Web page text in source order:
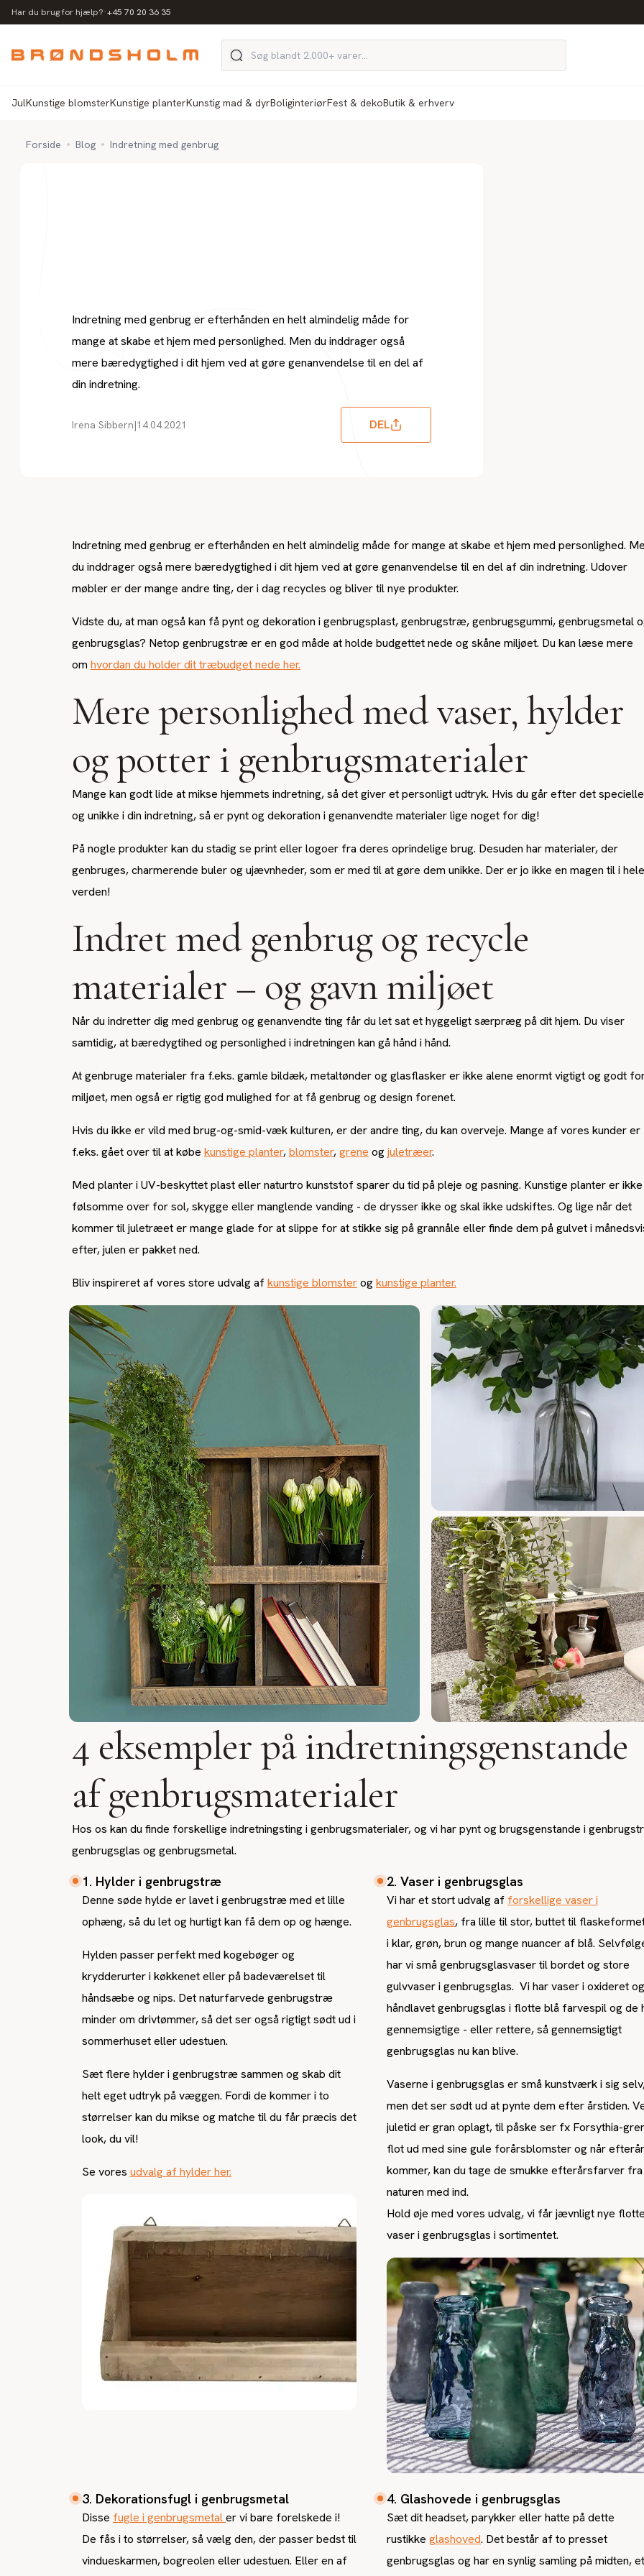
Har du brug for hjælp?·+45 70 20 36 35
JulKunstige blomsterKunstige planterKunstig mad & dyrBoliginteriørFest & dekoButik & erhverv
Forside Blog Indretning med genbrug
Indretning med genbrug er efterhånden en helt almindelig måde for
mange at skabe et hjem med personlighed. Men du inddrager også
mere bæredygtighed i dit hjem ved at gøre genanvendelse til en del af
din indretning.
Irena Sibbern| 14.04.2021 DEL
Indretning med genbrug er efterhånden en helt almindelig måde for mange at skabe et hjem med personlighed.
du inddrager også mere bæredygtighed i dit hjem ved at gøre genanvendelse til en del af din indretning. Udover
møbler er der mange andre ting, der i dag recycles og bliver til nye produkter.
Vidste du, at man også kan få pynt og dekoration i genbrugsplast, genbrugstræ, genbrugsgummi, genbrugsmetal
genbrugsglas? Netop genbrugstræ er en god måde at holde budgettet nede og skåne miljøet. Du kan læse mere
om hvordan du holder dit træbudget nede her.
Mere personlighed med vaser, hylder
og potter i genbrugsmaterialer
Mange kan godt lide at mikse hjemmets indretning, så det giver et personligt udtryk. Hvis du går efter det specielle
og unikke i din indretning, så er pynt og dekoration i genanvendte materialer lige noget for dig!
På nogle produkter kan du stadig se print eller logoer fra deres oprindelige brug. Desuden har materialer, der
genbruges, charmerende buler og ujævnheder, som er med til at gøre dem unikke. Der er jo ikke en magen til i hele
verden!
Indret med genbrug og recycle
materialer – og gavn miljøet
Når du indretter dig med genbrug og genanvendte ting får du let sat et hyggeligt særpræg på dit hjem. Du viser
samtidig, at bæredygtihed og personlighed i indretningen kan gå hånd i hånd.
At genbruge materialer fra f.eks. gamle bildæk, metaltønder og glasflasker er ikke alene enormt vigtigt og godt
miljøet, men også er rigtig god mulighed for at få genbrug og design forenet.
Hvis du ikke er vild med brug-og-smid-væk kulturen, er der andre ting, du kan overveje. Mange af vores kunder er
f.eks. gået over til at købe kunstige planter,blomster,grene ogjuletræer.
Med planter i UV-beskyttet plast eller naturtro kunststof sparer du tid på pleje og pasning. Kunstige planter er ikke
følsomme over for sol, skygge eller manglende vanding - de drysser ikke og skal ikke udskiftes. Og lige når det
kommer til juletræet er mange glade for at slippe for at stikke sig på grannåle eller finde dem på gulvet i
efter, julen er pakket ned.
Bliv inspireret af vores store udvalg afkunstige blomsterogkunstige planter.
4 eksempler på indretningsgenstande
af genbrugsmaterialer
Hos os kan du finde forskellige indretningsting i genbrugsmaterialer, og vi har pynt og brugsgenstande i
genbrugsglas og genbrugsmetal.
1. Hylder i genbrugstræ
Denne søde hylde er lavet i genbrugstræ med et lille
ophæng, så du let og hurtigt kan få dem op og hænge.
Hylden passer perfekt med kogebøger og
krydderurter i køkkenet eller på badeværelset til
håndsæbe og nips. Det naturfarvede genbrugstræ
minder om drivtømmer, så det ser også rigtigt sødt ud i
sommerhuset eller udestuen.
Sæt flere hylder i genbrugstræ sammen og skab dit
helt eget udtryk på væggen. Fordi de kommer i to
størrelser kan du mikse og matche til du får præcis det
look, du vil!
Se vores udvalg af hylder her.
2. Vaser i genbrugsglas
Vi har et stort udvalg af forskellige vaser i
genbrugsglas, fra lille til stor, buttet til
i klar, grøn, brun og mange nuancer af blå.
har vi små genbrugsglasvaser til bordet og store
gulvvaser i genbrugsglas. Vi har vaser i oxideret og
håndlavet genbrugsglas i flotte blå farvespil og de
gennemsigtige - eller rettere, så gennemsigtigt
genbrugsglas nu kan blive.
Vaserne i genbrugsglas er små kunstværk i sig
men det ser sødt ud at pynte dem efter årstiden.
juletid er gran oplagt, til påske ser fx Forsythia-
flot ud med sine gule forårsblomster og når
kommer, kan du tage de smukke efterårsfarver fra
naturen med ind.
Hold øje med vores udvalg, vi får jævnligt nye
vaser i genbrugsglas i sortimentet.
3. Dekorationsfugl i genbrugsmetal
Disse fugle i genbrugsmetaler vi bare forelskede i!
De fås i to størrelser, så vælg den, der passer bedst til
vindueskarmen, bogreolen eller udestuen. Eller en af
4. Glashovede i genbrugsglas
Sæt dit headset, parykker eller hatte på dette
rustikke glashoved. Det består af to presset
genbrugsglas og har en synlig samling på midten, et